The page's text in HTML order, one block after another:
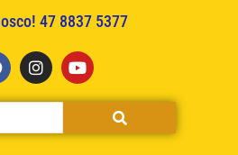
47 8837 5377